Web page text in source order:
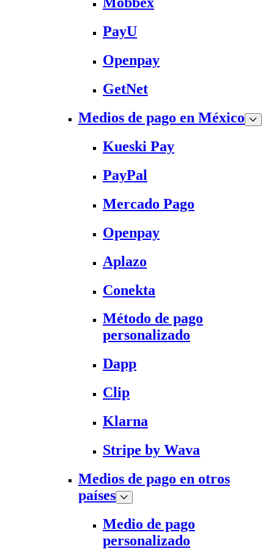
PayU
Openpay
GetNet
Medios de pago en México
Kueski Pay
PayPal
Mercado Pago
Openpay
Aplazo
Conekta
Método de pago
personalizado
Dapp
Clip
Klarna
Stripe by Wava
Medios de pago en otros
países
Medio de pago
personalizado